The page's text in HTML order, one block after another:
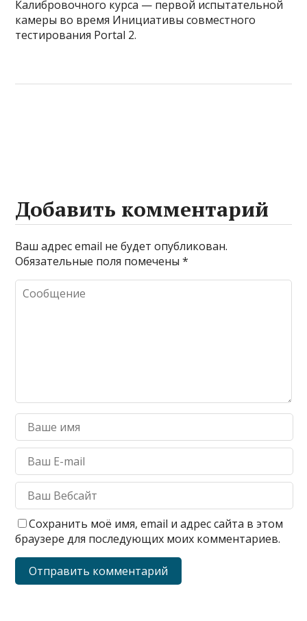
Калибровочного курса — первой испытательной
камеры во время Инициативы совместного
тестирования Portal 2.
Добавить комментарий
Ваш адрес email не будет опубликован.
Обязательные поля помечены*
Сохранить моё имя, email и адрес сайта в этом
браузере для последующих моих комментариев.